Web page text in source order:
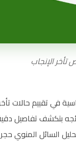
الإنجاب
في تقييم
بتكشف تفاصيل
السائل المنوي